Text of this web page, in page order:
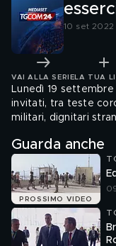
10 set
VAI ALLA SERIE LA TUA
Lunedì 19
invitati, tra teste
militari, dignitari
Guarda anche
PROSSIMO VIDEO